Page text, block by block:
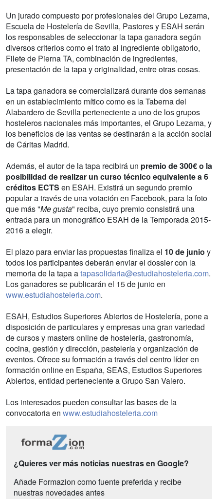
Un jurado compuesto por profesionales del Grupo Lezama,
Escuela de Hostelería de Sevilla, Pastores y ESAH serán
los responsables de seleccionar la tapa ganadora según
diversos criterios como el trato al ingrediente obligatorio,
Filete de Pierna TA, combinación de ingredientes,
presentación de la tapa y originalidad, entre otras cosas.
La tapa ganadora se comercializará durante dos semanas
en un establecimiento mítico como es la Taberna del
Alabardero de Sevilla perteneciente a uno de los grupos
hosteleros nacionales más importantes, el Grupo Lezama, y
los beneficios de las ventas se destinarán a la acción social
de Cáritas Madrid.
Además, el autor de la tapa recibirá un premio de 300€ o la
posibilidad de realizar un curso técnico equivalente a 6
créditos ECTS en ESAH. Existirá un segundo premio
popular a través de una votación en Facebook, para la foto
que más "Me gusta" reciba, cuyo premio consistirá una
entrada para un monográfico ESAH de la Temporada 2015-
2016 a elegir.
El plazo para enviar las propuestas finaliza el 10 de junio y
todos los participantes deberán enviar el dossier con la
memoria de la tapa atapasolidaria@estudiahosteleria.com.
Los ganadores se publicarán el 15 de junio en
www.estudiahosteleria.com.
ESAH, Estudios Superiores Abiertos de Hostelería, pone a
disposición de particulares y empresas una gran variedad
de cursos y masters online de hostelería, gastronomía,
cocina, gestión y dirección, pastelería y organización de
eventos. Ofrece su formación a través del centro líder en
formación online en España, SEAS, Estudios Superiores
Abiertos, entidad perteneciente a Grupo San Valero.
Los interesados pueden consultar las bases de la
convocatoria en www.estudiahosteleria.com
¿Quieres ver más noticias nuestras en Google?
Añade Formazion como fuente preferida y recibe
nuestras novedades antes